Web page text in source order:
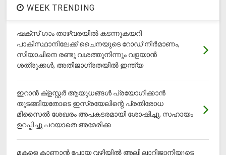
WEEK TRENDING
ഷക്സ് ​ഗാം താഴ്‌വരയിൽ കടന്നുകയറി
പാകിസ്ഥാനിലേക്ക് ചൈനയുടെ റോഡ് നിർമാണം,
സിയാചിനെ രണ്ടു വശത്തുനിന്നും വളയാൻ
ശത്രുക്കൾ, അതിജാ​ഗ്രതയിൽ ഇന്ത്യ
ഇറാന്‍ ക്‌ളസ്റ്റര്‍ ആയുധങ്ങള്‍ പ്രയോഗിക്കാന്‍
തുടങ്ങിയതോടെ ഇസ്രയേലിന്റെ പ്രതിരോധ
മിസൈല്‍ ശേഖരം അപകടരമായി ശോഷിച്ചു, സഹായം
ഉറപ്പിച്ചു പറയാതെ അമേരിക്ക
മകളെ കാണാന്‍ പോയ വഴിയില്‍ അലി ലാറിജാനിയുടെ